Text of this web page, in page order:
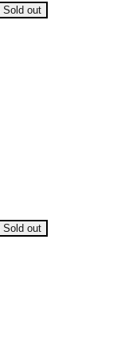
Sold out
Sold out